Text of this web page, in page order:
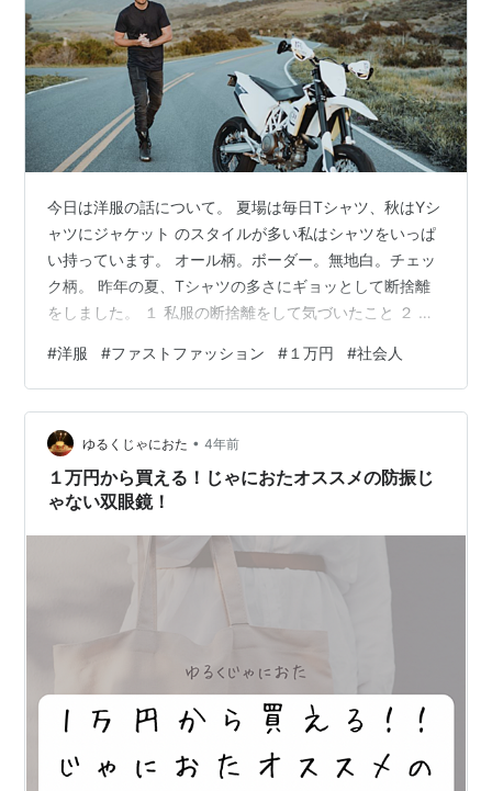
今日は洋服の話について。 夏場は毎日Tシャツ、秋はYシ
ャツにジャケット のスタイルが多い私はシャツをいっぱ
い持っています。 オール柄。ボーダー。無地白。チェッ
ク柄。 昨年の夏、Tシャツの多さにギョッとして断捨離
をしました。 １ 私服の断捨離をして気づいたこと ２ １
がよい ②愛着が湧いた、洋服のヒストリー化 ③生活ス
キル向上(洗濯、クリーニングの知識) ④一目惚れの満足
度の高さ
#洋服 #ファストファッション #１万円 #社会人
ゆるくじゃにおた • 4年前
１万円から買える！じゃにおたオススメの防振じ
ゃない双眼鏡！